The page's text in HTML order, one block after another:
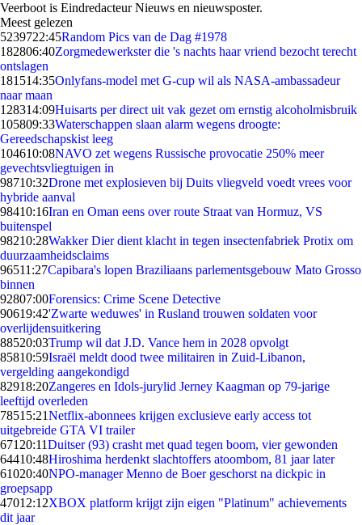
Veerboot is Eindredacteur Nieuws en nieuwsposter.
Meest gelezen
5239722:45Random Pics van de Dag #1978
182806:40Zorgmedewerkster die 's nachts haar vriend bezocht terecht
ontslagen
181514:35Onlyfans-model met G-cup wil als NASA-ambassadeur
naar maan
128314:09Huisarts per direct uit vak gezet om ernstig alcoholmisbruik
105809:33Waterschappen slaan alarm wegens droogte:
Gereedschapskist leeg
104610:08NAVO zet wegens Russische provocatie 250% meer
gevechtsvliegtuigen in
98710:32Drone met explosieven bij Duits vliegveld voedt vrees voor
hybride aanval
98410:16Iran en Oman eens over route Straat van Hormuz, VS
buitenspel
98210:28Wakker Dier dient klacht in tegen insectenfabriek Protix om
duurzaamheidsclaims
96511:27Capibara's lopen Braziliaans parlementsgebouw Mato Grosso
binnen
92807:00Forensics: Crime Scene Detective
90619:42'Zwarte weduwes' in Rusland trouwen soldaten voor
overlijdensuitkering
88520:03Trump wil dat J.D. Vance hem in 2028 opvolgt
85810:59Israël meldt dood twee militairen in Zuid-Libanon,
vergelding aangekondigd
82918:20Zangeres en Idols-jurylid Jerney Kaagman op 79-jarige
leeftijd overleden
78515:21Netflix-abonnees krijgen exclusieve early access tot
uitgebreide GTA VI trailer
671 20:11Duitser (93) crasht met quad tegen boom, vier gewonden
64410:48Hiroshima herdenkt slachtoffers atoombom, 81 jaar later
61020:40NPO-manager Menno de Boer geschorst na dickpic in
groepsapp
47012:12XBOX platform krijgt zijn eigen "Platinum" achievements
dit jaar